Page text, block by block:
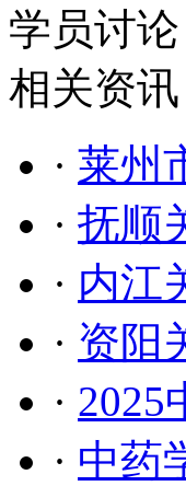
学员讨论
相关资讯
· 莱州
· 抚顺
· 内江
· 资阳
· 2025
· 中药